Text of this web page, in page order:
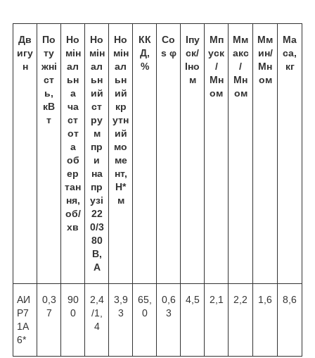
Дв
игу
н
По
ту
жні
ст
ь,
кВ
т
Но
мін
ал
ьн
а
ча
ст
от
а
об
ер
тан
ня,
об/
хв
Но
мін
ал
ьн
ий
ст
ру
м
пр
и
на
пр
узі
22
0/3
80
В,
А
Но
мін
ал
ьн
ий
кр
утн
ий
мо
ме
нт,
Н*
м
КК
Д,
%
Co
s φ
Іпу
ск/
Іно
м
Мп
уск
/
Мн
ом
Мм
акс
/
Мн
ом
Мм
ин/
Мн
ом
Ма
са,
кг
АИ
Р7
1А
6*
0,3
7
90
0
2,4
/1,
4
3,9
3
65,
0
0,6
3
4,5 2,1 2,2 1,6 8,6